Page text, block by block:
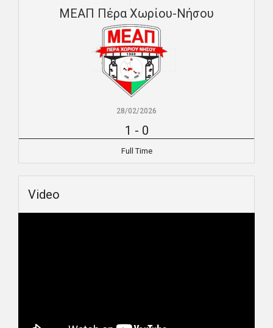
ΜΕΑΠ Πέρα Χωρίου-Νήσου
28/02/2026
1 - 0
Full Time
Video